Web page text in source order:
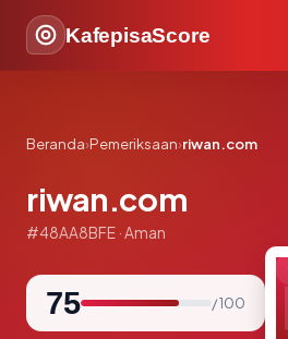
KafepisaScore
Beranda›Pemeriksaan›riwan.com
riwan.com
#48AA8BFE · Aman
75 / 100